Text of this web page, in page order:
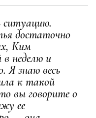
ситуацию.
достаточно
Ким
неделю и
Я знаю весь
к такой
вы говорите о
ее